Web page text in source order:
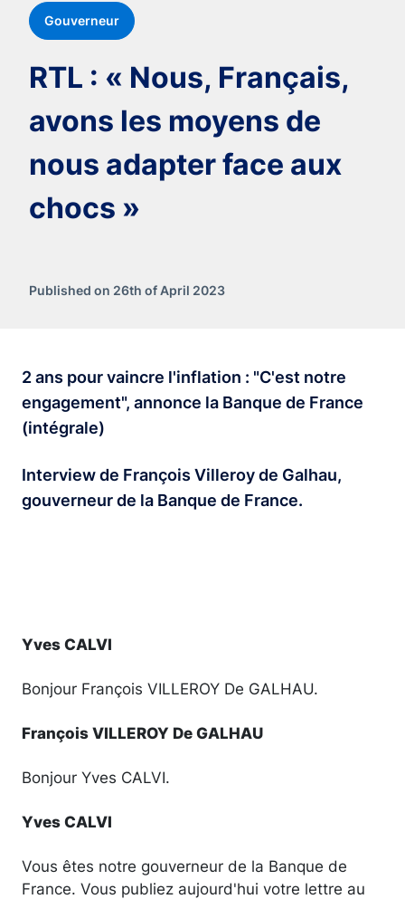
Gouverneur
RTL : « Nous, Français,
avons les moyens de
nous adapter face aux
chocs »
Published on 26th of April 2023
2 ans pour vaincre l'inflation : "C'est notre
engagement", annonce la Banque de France
(intégrale)
Interview de François Villeroy de Galhau,
gouverneur de la Banque de France.
Yves CALVI
Bonjour François VILLEROY De GALHAU.
François VILLEROY De GALHAU
Bonjour Yves CALVI.
Yves CALVI
Vous êtes notre gouverneur de la Banque de
France. Vous publiez aujourd'hui votre lettre au